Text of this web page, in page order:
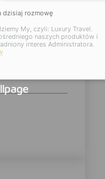
dzisiaj rozmowę
My, czyli: Luxury Travel.
naszych produktów i
interes Administratora.